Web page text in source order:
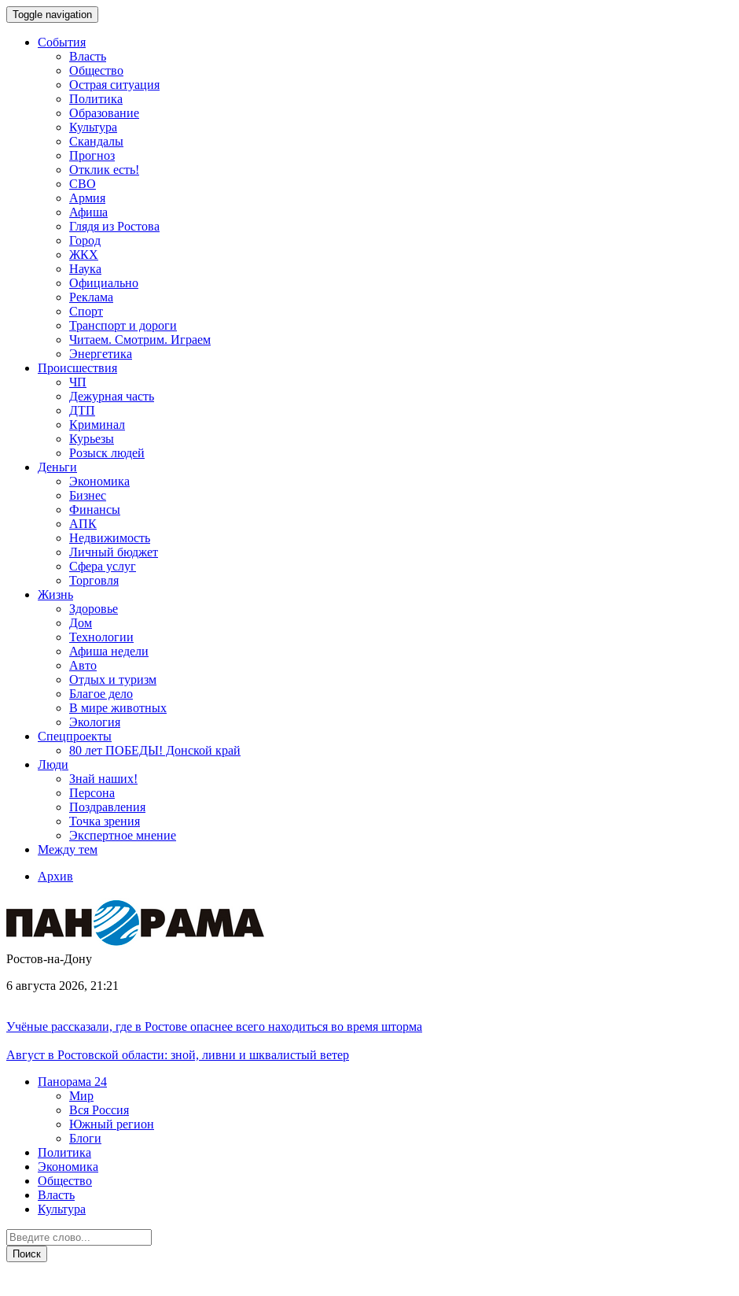
Toggle navigation
События
Власть
Общество
Острая ситуация
Политика
Образование
Культура
Скандалы
Прогноз
Отклик есть!
СВО
Армия
Афиша
Глядя из Ростова
Город
ЖКХ
Наука
Официально
Реклама
Спорт
Транспорт и дороги
Читаем. Смотрим. Играем
Энергетика
Происшествия
ЧП
Дежурная часть
ДТП
Криминал
Курьезы
Розыск людей
Деньги
Экономика
Бизнес
Финансы
АПК
Недвижимость
Личный бюджет
Сфера услуг
Торговля
Жизнь
Здоровье
Дом
Технологии
Афиша недели
Авто
Отдых и туризм
Благое дело
В мире животных
Экология
Спецпроекты
80 лет ПОБЕДЫ! Донской край
Люди
Знай наших!
Персона
Поздравления
Точка зрения
Экспертное мнение
Между тем
Архив
Ростов-на-Дону
6 августа 2026, 21:21
Учёные рассказали, где в Ростове опаснее всего находиться во время шторма
Август в Ростовской области: зной, ливни и шквалистый ветер
Панорама 24
Мир
Вся Россия
Южный регион
Блоги
Политика
Экономика
Общество
Власть
Культура